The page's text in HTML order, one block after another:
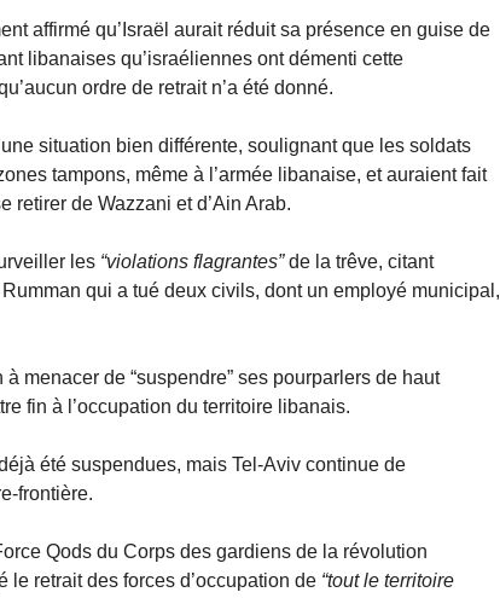
affirmé qu’Israël aurait réduit sa présence en guise de
libanaises qu’israéliennes ont démenti cette
ordre de retrait n’a été donné.
situation bien différente, soulignant que les soldats
tampons, même à l’armée libanaise, et auraient fait
retirer de Wazzani et d’Ain Arab.
les “violations flagrantes”de la trêve, citant
qui a tué deux civils, dont un employé municipal,
menacer de “suspendre” ses pourparlers de haut
fin à l’occupation du territoire libanais.
été suspendues, mais Tel-Aviv continue de
frontière.
Qods du Corps des gardiens de la révolution
retrait des forces d’occupation de “tout le territoire